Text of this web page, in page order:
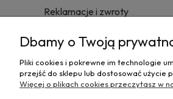
Reklamacje i zwroty
Towary nie podlegające
Polityka prywatności
Dbamy o Twoją
Pliki cookies i pokrewne im technologie
przejść do sklepu lub dostosować użycie
Więcej o plikach cookies przeczytasz w